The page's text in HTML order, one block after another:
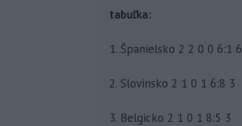
tabuľka:
1. Španielsko 2 2 0 0 6:1 6
2. Slovinsko 2 1 0 1 6:8 3
3. Belgicko 2 1 0 1 8:5 3